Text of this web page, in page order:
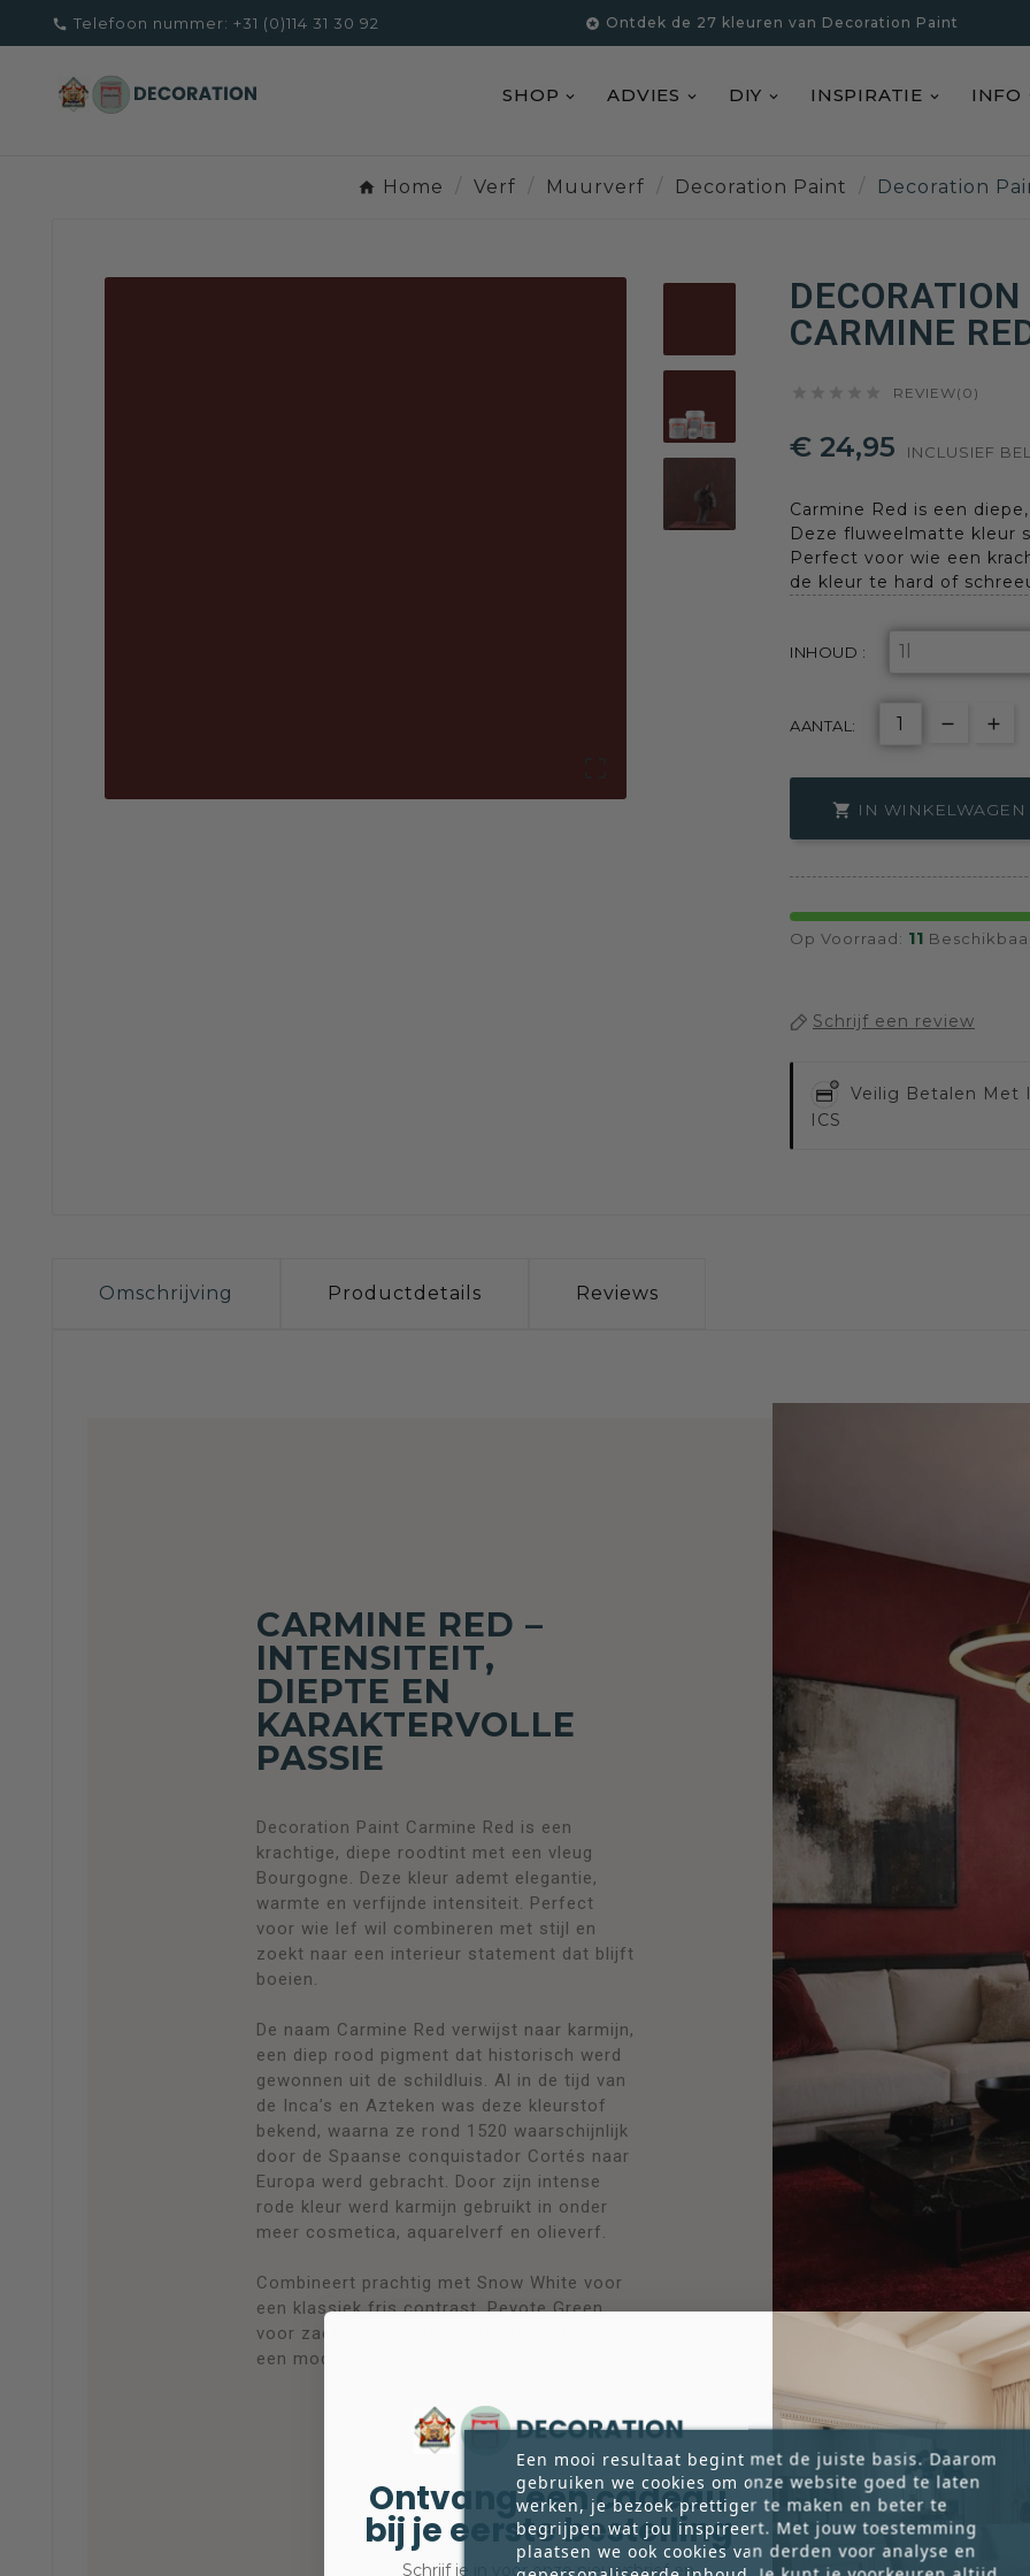
 Telefoon nummer: +31 (0)114 31 30 92  Ontdek de 27 kleuren van Decoration Paint
SHOP ADVIES DIY INSPIRATIE INFO
Home Verf Muurverf Decoration Paint Decoration
CARMINE
REVIEW(0)
€ 24,95 INCLUSIEF
Carmine Red is een
Deze fluweelmatte kleur
Perfect voor wie een
de kleur te hard of
INHOUD :
AANTAL:
 IN WINKELWAGEN
Op Voorraad: 11
Schrijf een review
Veilig Betalen Met
ICS
Omschrijving Productdetails Reviews
CARMINE RED –
INTENSITEIT,
DIEPTE EN
KARAKTERVOLLE
PASSIE
Decoration Paint Carmine Red is een
krachtige, diepe roodtint met een vleug
Bourgogne. Deze kleur ademt elegantie,
warmte en verfijnde intensiteit. Perfect
voor wie lef wil combineren met stijl en
zoekt naar een interieur statement dat blijft
boeien.
De naam Carmine Red verwijst naar karmijn,
een diep rood pigment dat historisch werd
gewonnen uit de schildluis. Al in de tijd van
de Inca’s en Azteken was deze kleurstof
bekend, waarna ze rond 1520 waarschijnlijk
door de Spaanse conquistador Cortés naar
Europa werd gebracht. Door zijn intense
rode kleur werd karmijn gebruikt in onder
meer cosmetica, aquarelverf en olieverf.
Combineert prachtig met Snow White voor
een klassiek fris contrast, Peyote Green
voor zachte elegantie en Mystery Grey voor
een moderne, rustige balans.
Een mooi resultaat begint met de juiste basis. Daarom
gebruiken we cookies om onze website goed te laten
werken, je bezoek prettiger te maken en beter te
begrijpen wat jou inspireert. Met jouw toestemming
plaatsen we ook cookies van derden voor analyse en
Ontvang een cadeau
bij je eerste bestelling
Schrijf je in voor onze nieuwsbrief en